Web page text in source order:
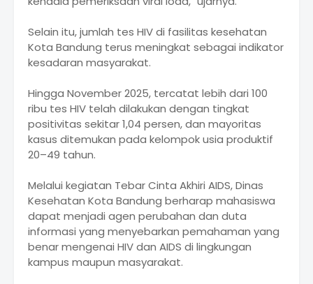
Selain itu, jumlah tes HIV di fasilitas kesehatan
Kota Bandung terus meningkat sebagai indikator
kesadaran masyarakat.
Hingga November 2025, tercatat lebih dari 100
ribu tes HIV telah dilakukan dengan tingkat
positivitas sekitar 1,04 persen, dan mayoritas
kasus ditemukan pada kelompok usia produktif
20–49 tahun.
Melalui kegiatan Tebar Cinta Akhiri AIDS, Dinas
Kesehatan Kota Bandung berharap mahasiswa
dapat menjadi agen perubahan dan duta
informasi yang menyebarkan pemahaman yang
benar mengenai HIV dan AIDS di lingkungan
kampus maupun masyarakat.